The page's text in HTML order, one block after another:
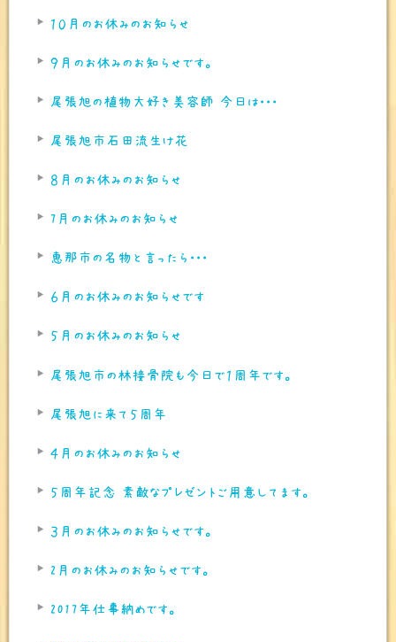
１０月のお休みのお知らせ
９月のお休みのお知らせです。
尾張旭の植物大好き美容師 今日は・・・
尾張旭市石田流生け花
８月のお休みのお知らせ
7月のお休みのお知らせ
恵那市の名物と言ったら・・・
６月のお休みのお知らせです
５月のお休みのお知らせ
尾張旭市の林接骨院も今日で１周年です。
尾張旭に来て５周年
４月のお休みのお知らせ
５周年記念 素敵なプレゼントご用意してます。
３月のお休みのお知らせです。
2月のお休みのお知らせです。
2017年仕事納めです。